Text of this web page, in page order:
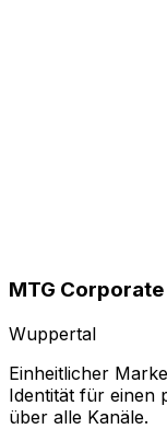
MTG
Wuppertal
Einheitlicher
Identität für einen
über alle Kanäle.